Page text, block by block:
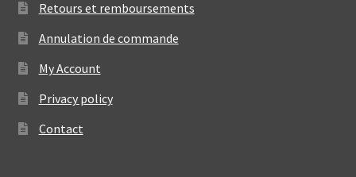
Retours et remboursements
Annulation de commande
My Account
Privacy policy
Contact